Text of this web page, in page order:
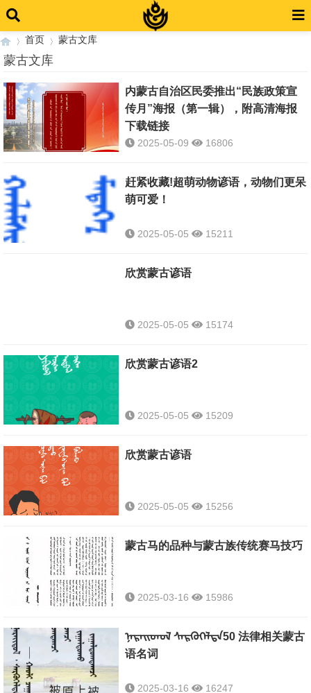
›
首页 蒙古文库
蒙古文库
内蒙古自治区民委推出“民族政策宣
传月”海报（第一辑），附高清海报
下载链接
2025-05-09 16806
赶紧收藏!超萌动物谚语，动物们更呆
萌可爱！
2025-05-05 15211
欣赏蒙古谚语
2025-05-05 15174
欣赏蒙古谚语2
2025-05-05 15209
欣赏蒙古谚语
2025-05-05 15256
蒙古马的品种与蒙古族传统赛马技巧
2025-03-16 15986
ᠨᠡᠷᠡᠢᠳᠦᠯ ᠰᠡᠷᠭᠦᠭᠡᠯᠲᠡ50 法律相关蒙古
语名词
2025-03-16 16247